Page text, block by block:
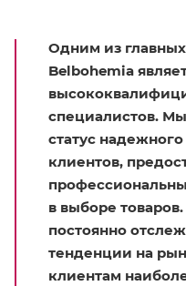
Одним из
Belbohemia
специалистов.
статус
клиентов,
в выборе
постоянно
тенденции на
клиентам